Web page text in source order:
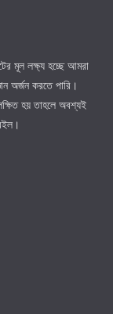
মূল লক্ষ্য হচ্ছে আমরা
অর্জন করতে পারি।
হয় তাহলে অবশ্যই